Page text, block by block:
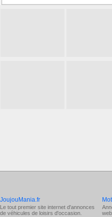
JoujouMania.fr
Le tout premier site internet d'annonces
de véhicules de loisirs d'occasion.
web.